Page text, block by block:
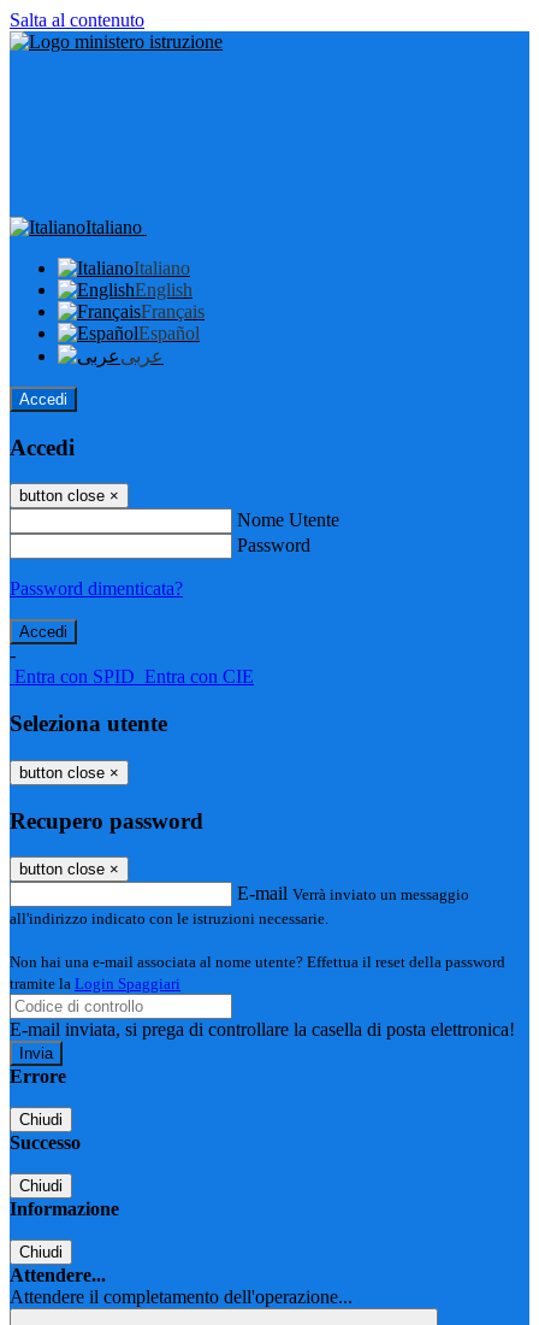
Salta al contenuto
Italiano
Italiano
English
Français
Español
عربى
Accedi
Accedi
button close ×
Nome Utente
Password
Password dimenticata?
-
Entra con SPID Entra con CIE
Seleziona utente
button close ×
Recupero password
button close ×
E-mail Verrà inviato un messaggio
all'indirizzo indicato con le istruzioni necessarie.
Non hai una e-mail associata al nome utente? Effettua il reset della password
tramite la Login Spaggiari
E-mail inviata, si prega di controllare la casella di posta elettronica!
Errore
Chiudi
Successo
Chiudi
Informazione
Chiudi
Attendere...
Attendere il completamento dell'operazione...